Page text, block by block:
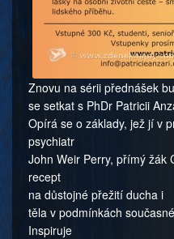
Znovu na sérii přednášek
se setkat s PhDr Patricii
Opírá se o základy, jež jí v
psychiatr
John Weir Perry, přímý žák
recept
na důstojné přežití ducha i
těla v podmínkách
Inspiruje